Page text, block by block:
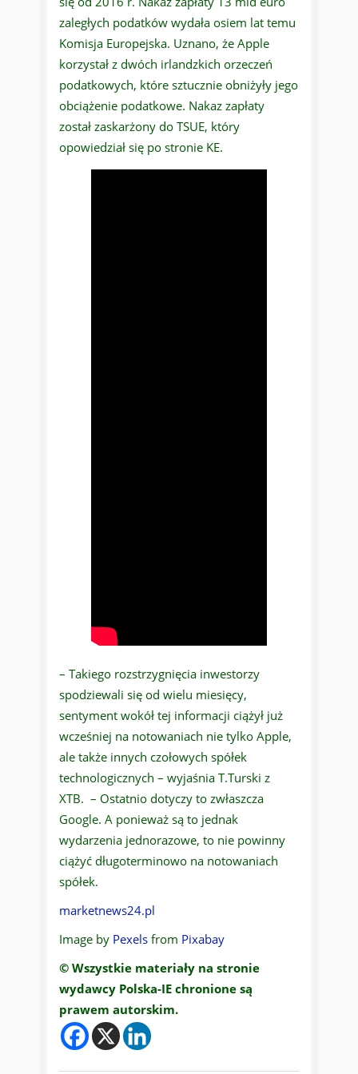
zaległych podatków wydała osiem lat temu
Komisja Europejska. Uznano, że Apple
korzystał z dwóch irlandzkich orzeczeń
podatkowych, które sztucznie obniżyły jego
obciążenie podatkowe. Nakaz zapłaty
został zaskarżony do TSUE, który
opowiedział się po stronie KE.
– Takiego rozstrzygnięcia inwestorzy
spodziewali się od wielu miesięcy,
sentyment wokół tej informacji ciążył już
wcześniej na notowaniach nie tylko Apple,
ale także innych czołowych spółek
technologicznych – wyjaśnia T.Turski z
XTB. – Ostatnio dotyczy to zwłaszcza
Google. A ponieważ są to jednak
wydarzenia jednorazowe, to nie powinny
ciążyć długoterminowo na notowaniach
spółek.
marketnews24.pl
Image by Pexels from Pixabay
© Wszystkie materiały na stronie
wydawcy Polska-IE chronione są
prawem autorskim.